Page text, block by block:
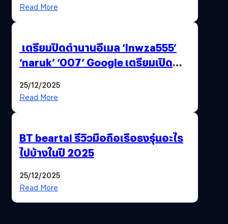
Read More
เตรียมปิดตำนานอีเมล ‘lnwza555’
‘naruk’ ‘007’ Google เตรียมเปิด
25/12/2025
Read More
BT beartai รีวิวมือถือเรือธงรุ่นอะไร
ไปบ้างในปี 2025
25/12/2025
Read More